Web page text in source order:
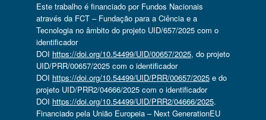
Este trabalho é financiado por Fundos Nacionais
através da FCT – Fundação para a Ciência e a
Tecnologia no âmbito do projeto UID/657/2025 com o
identificador
DOI https://doi.org/10.54499/UID/00657/2025, do projeto
UID/PRR/00657/2025 com o identificador
DOI https://doi.org/10.54499/UID/PRR/00657/2025e do
projeto UID/PRR2/04666/2025 com o identificador
DOI https://doi.org/10.54499/UID/PRR2/04666/2025.
Financiado pela União Europeia – Next GenerationEU